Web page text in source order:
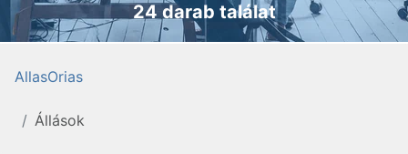
24 darab találat
AllasOrias
Állások